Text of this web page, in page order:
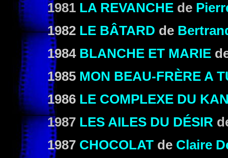
1981 LA REVANCHE de
1982 LE BÂTARD de
1984 BLANCHE ET MARIE
1985 MON BEAU-FRÈRE A
1986 LE COMPLEXE DU
1987 LES AILES DU DÉSIR
1987 CHOCOLAT de Claire